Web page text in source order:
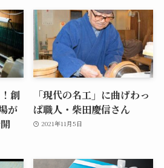
創
が
「現代の名工」に曲げわっ
ぱ職人・柴田慶信さん
2021年11月5日